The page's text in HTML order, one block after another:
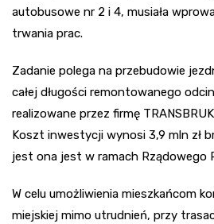
autobusowe nr 2 i 4, musiała
trwania prac.
Zadanie polega na przebudowie
całej długości remontowanego
realizowane przez firmę
Koszt inwestycji wynosi 3,9 mln zł
jest ona jest w ramach Rządowego
W celu umożliwienia mieszkańcom
miejskiej mimo utrudnień, przy